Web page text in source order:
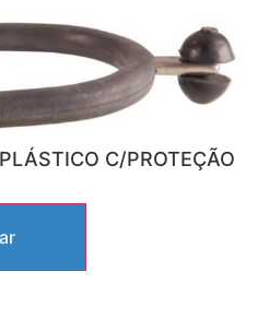
C/PROTEÇÃO